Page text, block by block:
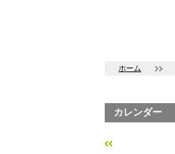
ホーム
カレンダー